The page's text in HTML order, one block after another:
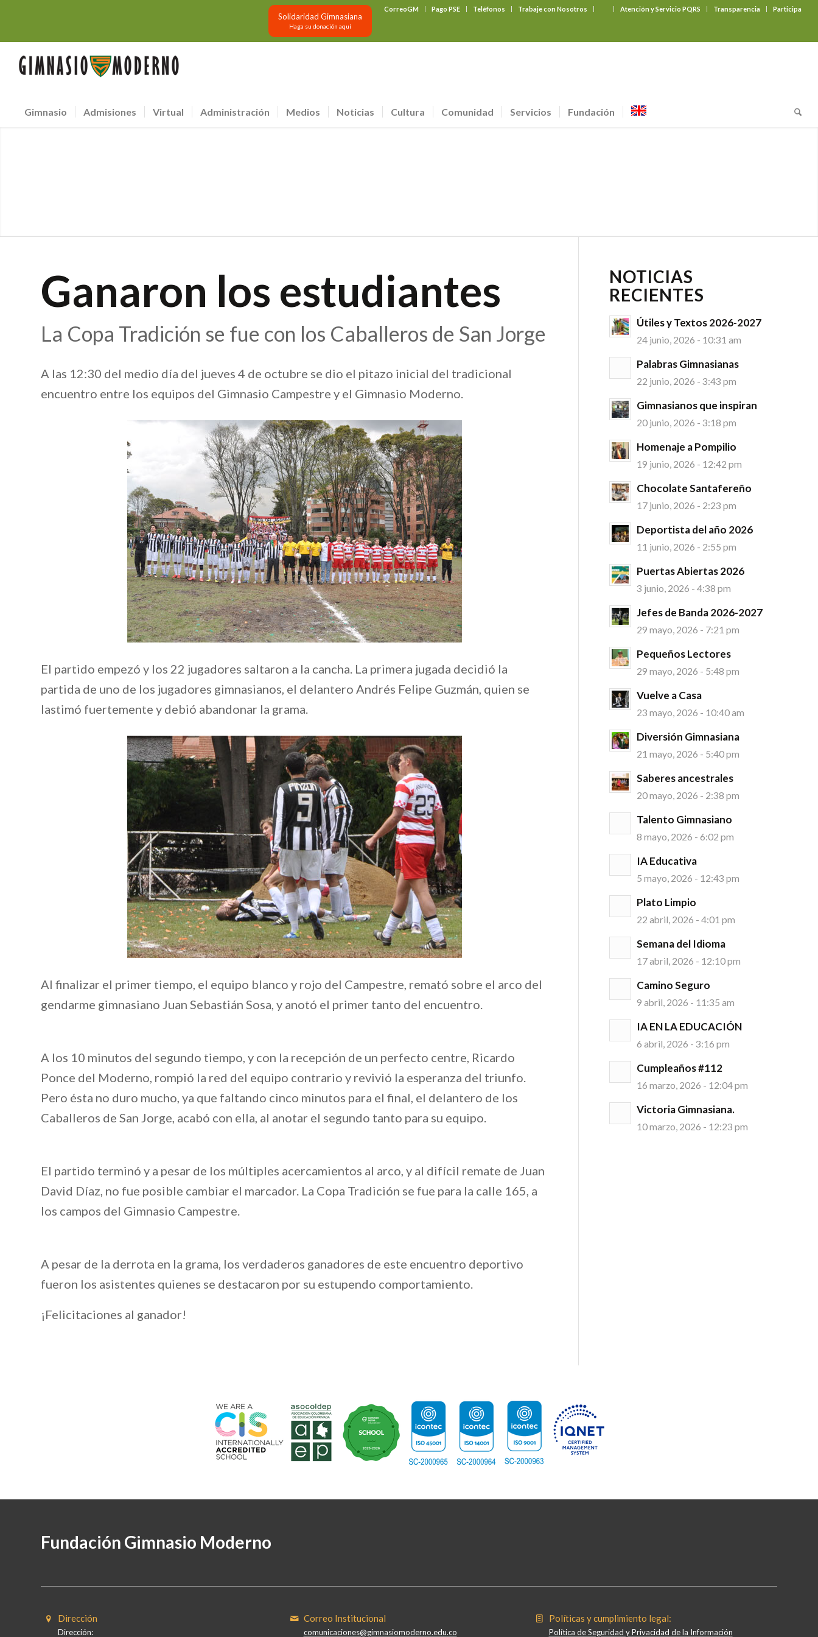
CorreoGM Pago PSE Teléfonos Trabaje con Nosotros Atención y Servicio PQRS Transparencia Participa
Solidaridad Gimnasiana
Haga su donación aquí
Gimnasio Admisiones Virtual Administración Medios Noticias Cultura Comunidad Servicios Fundación
Ganaron los estudiantes
La Copa Tradición se fue con los Caballeros de San Jorge
A las 12:30 del medio día del jueves 4 de octubre se dio el pitazo inicial del tradicional
encuentro entre los equipos del Gimnasio Campestre y el Gimnasio Moderno.
El partido empezó y los 22 jugadores saltaron a la cancha. La primera jugada decidió la
partida de uno de los jugadores gimnasianos, el delantero Andrés Felipe Guzmán, quien se
lastimó fuertemente y debió abandonar la grama.
Al finalizar el primer tiempo, el equipo blanco y rojo del Campestre, remató sobre el arco del
gendarme gimnasiano Juan Sebastián Sosa, y anotó el primer tanto del encuentro.
A los 10 minutos del segundo tiempo, y con la recepción de un perfecto centre, Ricardo
Ponce del Moderno, rompió la red del equipo contrario y revivió la esperanza del triunfo.
Pero ésta no duro mucho, ya que faltando cinco minutos para el final, el delantero de los
Caballeros de San Jorge, acabó con ella, al anotar el segundo tanto para su equipo.
El partido terminó y a pesar de los múltiples acercamientos al arco, y al difícil remate de Juan
David Díaz, no fue posible cambiar el marcador. La Copa Tradición se fue para la calle 165, a
los campos del Gimnasio Campestre.
A pesar de la derrota en la grama, los verdaderos ganadores de este encuentro deportivo
fueron los asistentes quienes se destacaron por su estupendo comportamiento.
¡Felicitaciones al ganador!
NOTICIAS
RECIENTES
Útiles y Textos 2026-2027
24 junio, 2026 - 10:31 am
Palabras Gimnasianas
22 junio, 2026 - 3:43 pm
Gimnasianos que inspiran
20 junio, 2026 - 3:18 pm
Homenaje a Pompilio
19 junio, 2026 - 12:42 pm
Chocolate Santafereño
17 junio, 2026 - 2:23 pm
Deportista del año 2026
11 junio, 2026 - 2:55 pm
Puertas Abiertas 2026
3 junio, 2026 - 4:38 pm
Jefes de Banda 2026-2027
29 mayo, 2026 - 7:21 pm
Pequeños Lectores
29 mayo, 2026 - 5:48 pm
Vuelve a Casa
23 mayo, 2026 - 10:40 am
Diversión Gimnasiana
21 mayo, 2026 - 5:40 pm
Saberes ancestrales
20 mayo, 2026 - 2:38 pm
Talento Gimnasiano
8 mayo, 2026 - 6:02 pm
IA Educativa
5 mayo, 2026 - 12:43 pm
Plato Limpio
22 abril, 2026 - 4:01 pm
Semana del Idioma
17 abril, 2026 - 12:10 pm
Camino Seguro
9 abril, 2026 - 11:35 am
IA EN LA EDUCACIÓN
6 abril, 2026 - 3:16 pm
Cumpleaños #112
16 marzo, 2026 - 12:04 pm
Victoria Gimnasiana.
10 marzo, 2026 - 12:23 pm
Fundación Gimnasio Moderno
Dirección
Dirección:
Correo Institucional
comunicaciones@gimnasiomoderno.edu.co
Políticas y cumplimiento legal:
Política de Seguridad y Privacidad de la Información